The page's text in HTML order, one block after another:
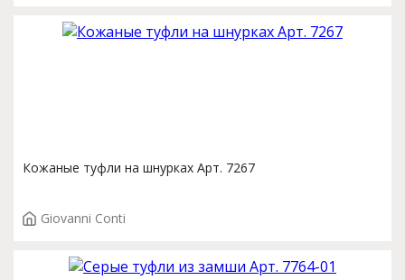
Кожаные туфли на шнурках Арт. 7267
Giovanni Conti